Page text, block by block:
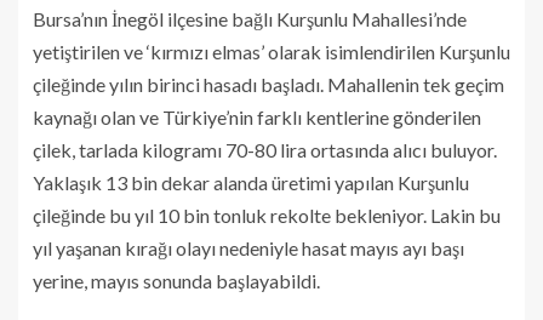
Bursa’nın İnegöl ilçesine bağlı Kurşunlu Mahallesi’nde
yetiştirilen ve ‘kırmızı elmas’ olarak isimlendirilen Kurşunlu
çileğinde yılın birinci hasadı başladı. Mahallenin tek geçim
kaynağı olan ve Türkiye’nin farklı kentlerine gönderilen
çilek, tarlada kilogramı 70-80 lira ortasında alıcı buluyor.
Yaklaşık 13 bin dekar alanda üretimi yapılan Kurşunlu
çileğinde bu yıl 10 bin tonluk rekolte bekleniyor. Lakin bu
yıl yaşanan kırağı olayı nedeniyle hasat mayıs ayı başı
yerine, mayıs sonunda başlayabildi.